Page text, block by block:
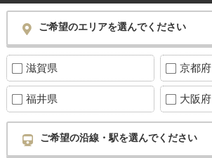
ご希望のエリアを選んでください
滋賀県 京都府
福井県 大阪府
ご希望の沿線・駅を選んでください